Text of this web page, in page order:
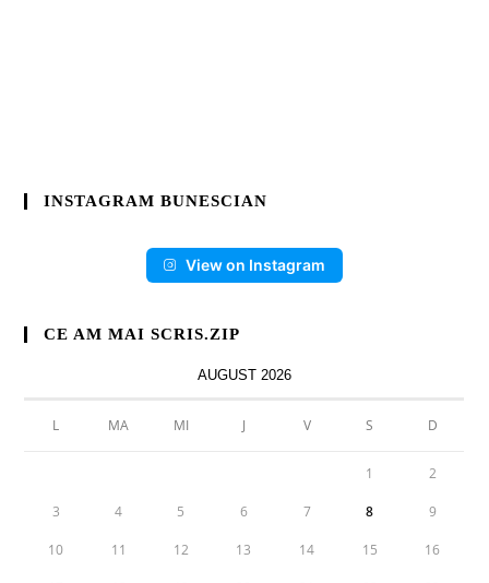
INSTAGRAM BUNESCIAN
View on Instagram
CE AM MAI SCRIS.ZIP
AUGUST 2026
L MA MI J V S D
1 2
3 4 5 6 7 8 9
10 11 12 13 14 15 16